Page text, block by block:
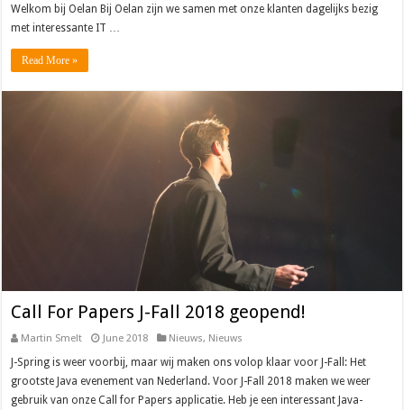
Welkom bij Oelan Bij Oelan zijn we samen met onze klanten dagelijks bezig
met interessante IT …
Read More »
Call For Papers J-Fall 2018 geopend!
Martin Smelt June 2018 Nieuws, Nieuws
J-Spring is weer voorbij, maar wij maken ons volop klaar voor J-Fall: Het
grootste Java evenement van Nederland. Voor J-Fall 2018 maken we weer
gebruik van onze Call for Papers applicatie. Heb je een interessant Java-